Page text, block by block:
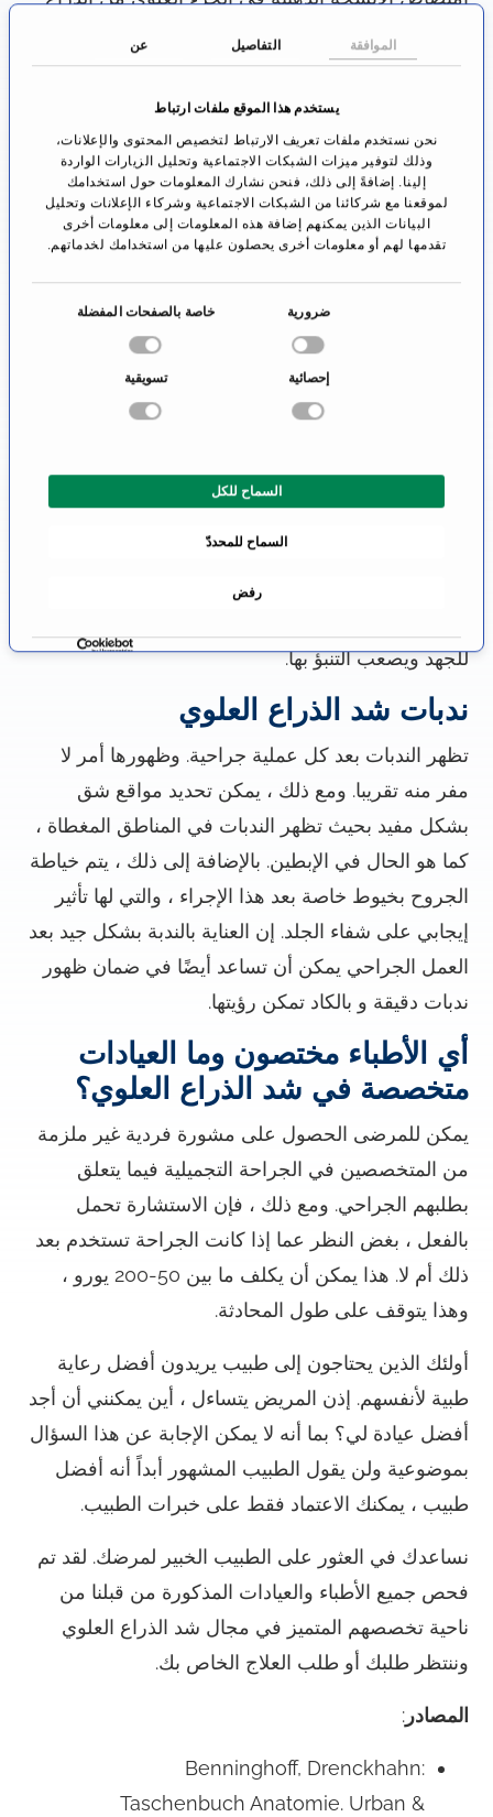
الموافقة التفاصيل عن
يستخدم هذا الموقع ملفات ارتباط
نحن نستخدم ملفات تعريف الارتباط لتخصيص المحتوى والإعلانات،
وذلك لتوفير ميزات الشبكات الاجتماعية وتحليل الزيارات الواردة
إلينا. إضافةً إلى ذلك، فنحن نشارك المعلومات حول استخدامك
لموقعنا مع شركائنا من الشبكات الاجتماعية وشركاء الإعلانات وتحليل
البيانات الذين يمكنهم إضافة هذه المعلومات إلى معلومات أخرى
تقدمها لهم أو معلومات أخرى يحصلون عليها من استخدامك لخدماتهم.
ة
ضرورية خاصة بالصفحات المفضلة
إحصائية تسويقية
السماح للكل
السماح للمحددّ
رفض
أثناء العملية.
يوم إلى ثلاثة أيام بعد العملية. يمكن إزالة أنبوب الصرف
والغرز بعد ثلاثة إلى سبعة أيام.
طريقة جديدة هي العلاج بالليزر ، حيث لا يستخدم
مشرط. لذلك ، فالمرض ليس بصدد التدخل الجراحي.
لهذا ، يتم توجيه شعاع الليزر على الذراعين العلويين.
تتمثل ميزة هذه الطريقة في عدم وجود ندبات وكذلك
فقط نوم خفيف ولا وجود لتخدير عام ضروري أثناء
يشكل شد الذراع العلوي دائمًا عملية جمالية بحتة لاحاجة
فواتير 3000-5000 يورو. يشمل هذا المبلغ التخدير ،
العملية الجراحية ، الإقامة اللاحقة في المستشفى
للجهد ويصعب التنبؤ بها.
ندبات شد الذراع العلوي
تظهر الندبات بعد كل عملية جراحية. وظهورها أمر لا
مفر منه تقريبا. ومع ذلك ، يمكن تحديد مواقع شق
بشكل مفيد بحيث تظهر الندبات في المناطق المغطاة ،
كما هو الحال في الإبطين. بالإضافة إلى ذلك ، يتم خياطة
الجروح بخيوط خاصة بعد هذا الإجراء ، والتي لها تأثير
إيجابي على شفاء الجلد. إن العناية بالندبة بشكل جيد بعد
العمل الجراحي يمكن أن تساعد أيضًا في ضمان ظهور
ندبات دقيقة و بالكاد تمكن رؤيتها.
أي الأطباء مختصون وما العيادات
متخصصة في شد الذراع العلوي؟
يمكن للمرضى الحصول على مشورة فردية غير ملزمة
من المتخصصين في الجراحة التجميلية فيما يتعلق
بطلبهم الجراحي. ومع ذلك ، فإن الاستشارة تحمل
بالفعل ، بغض النظر عما إذا كانت الجراحة تستخدم بعد
ذلك أم لا. هذا يمكن أن يكلف ما بين 50-200 يورو ،
وهذا يتوقف على طول المحادثة.
أولئك الذين يحتاجون إلى طبيب يريدون أفضل رعاية
طبية لأنفسهم. إذن المريض يتساءل ، أين يمكنني أن أجد
أفضل عيادة لي؟ بما أنه لا يمكن الإجابة عن هذا السؤال
بموضوعية ولن يقول الطبيب المشهور أبداً أنه أفضل
طبيب ، يمكنك الاعتماد فقط على خبرات الطبيب.
نساعدك في العثور على الطبيب الخبير لمرضك. لقد تم
فحص جميع الأطباء والعيادات المذكورة من قبلنا من
ناحية تخصصهم المتميز في مجال شد الذراع العلوي
وننتظر طلبك أو طلب العلاج الخاص بك.
المصادر:
Benninghoff, Drenckhahn:
Taschenbuch Anatomie. Urban &